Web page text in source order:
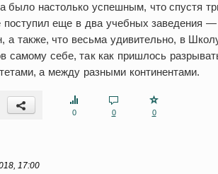
настолько успешным, что спустя
поступил еще в два учебных заведения —
а также, что весьма удивительно, в
самому себе, так как пришлось
а между разными континентами.
0
0 0
17:00